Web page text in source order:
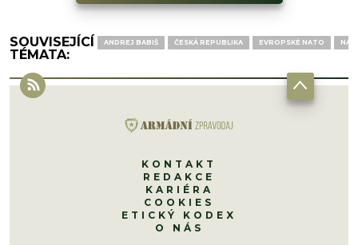
SOUVISEJÍCÍ
TÉMATA:
ANDREJ BABIŠ ČESKÁ REPUBLIKA EVROPSKÉ NATO
KONTAKT
REDAKCE
KARIÉRA
COOKIES
ETICKÝ KODEX
O NÁS